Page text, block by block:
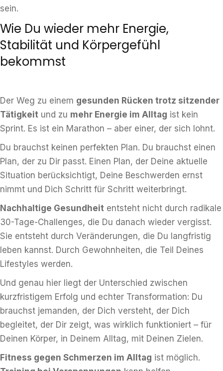
sein.
Wie Du wieder mehr Energie,
Stabilität und Körpergefühl
bekommst
Der Weg zu einem gesunden Rücken trotz sitzender
Tätigkeit und zu mehr Energie im Alltag ist kein
Sprint. Es ist ein Marathon – aber einer, der sich lohnt.
Du brauchst keinen perfekten Plan. Du brauchst einen
Plan, der zu Dir passt. Einen Plan, der Deine aktuelle
Situation berücksichtigt, Deine Beschwerden ernst
nimmt und Dich Schritt für Schritt weiterbringt.
Nachhaltige Gesundheit entsteht nicht durch radikale
30-Tage-Challenges, die Du danach wieder vergisst.
Sie entsteht durch Veränderungen, die Du langfristig
leben kannst. Durch Gewohnheiten, die Teil Deines
Lifestyles werden.
Und genau hier liegt der Unterschied zwischen
kurzfristigem Erfolg und echter Transformation: Du
brauchst jemanden, der Dich versteht, der Dich
begleitet, der Dir zeigt, was wirklich funktioniert – für
Deinen Körper, in Deinem Alltag, mit Deinen Zielen.
Fitness gegen Schmerzen im Alltag ist möglich.